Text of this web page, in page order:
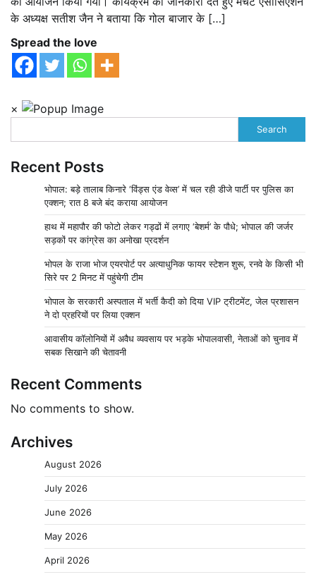
के अध्यक्ष सतीश जैन ने बताया कि गोल बाजार के […]
Spread the love
×
Search
Recent Posts
भोपाल: बड़े तालाब किनारे ‘विंड्स एंड वेव्स’ में चल रही डीजे पार्टी पर पुलिस का
एक्शन; रात 8 बजे बंद कराया आयोजन
हाथ में महापौर की फोटो लेकर गड्ढों में लगाए ‘बेशर्म’ के पौधे; भोपाल की जर्जर
सड़कों पर कांग्रेस का अनोखा प्रदर्शन
भोपल के राजा भोज एयरपोर्ट पर अत्याधुनिक फायर स्टेशन शुरू, रनवे के किसी भी
सिरे पर 2 मिनट में पहुंचेगी टीम
भोपाल के सरकारी अस्पताल में भर्ती कैदी को दिया VIP ट्रीटमेंट, जेल प्रशासन
ने दो प्रहरियों पर लिया एक्शन
आवासीय कॉलोनियों में अवैध व्यवसाय पर भड़के भोपालवासी, नेताओं को चुनाव में
सबक सिखाने की चेतावनी
Recent Comments
No comments to show.
Archives
August 2026
July 2026
June 2026
May 2026
April 2026